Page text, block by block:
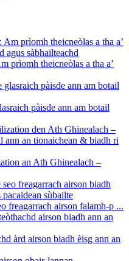
prìomh theicneòlas a tha a’
pàisde ann am botail
an Ath Ghinealach –
freagarrach airson falamh-p ...
àrd airson biadh èisg ann an